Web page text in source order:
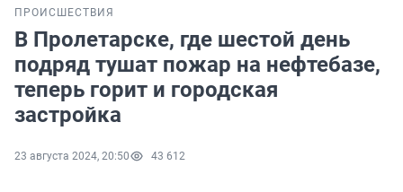
ПРОИСШЕСТВИЯ
В Пролетарске, где шестой день
подряд тушат пожар на нефтебазе,
теперь горит и городская
застройка
23 августа 2024, 20:50 43 612